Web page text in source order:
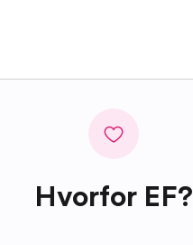
Hvorfor EF?